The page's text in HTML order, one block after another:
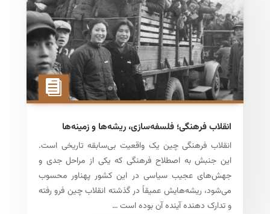
انقلاب فرهنگی؛ فلسفه‌سازی، ریشه‌ها و زمینه‌ها
انقلاب فرهنگی چین یک واقعیت بی‌سابقه تاریخی است.
این جنبش به اصطلاح فرهنگی که یکی از مراحل جدی و
جهش‌های عجیب سیاسی در این کشور پهناور محسوب
می‌شود، ریشه‌هایش عمیقاً در گذشته انقلاب چین فرو رفته
و تدارک دهنده آینده آن بوده است …